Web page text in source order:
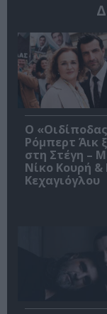
O
Ρόμπερτ Άικ
στη Στέγη –
Νίκο Κουρή
Κεχαγιόγλου